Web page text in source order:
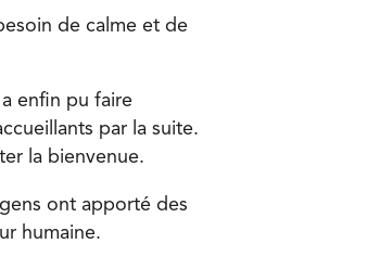
de calme et de
enfin pu faire
par la suite.
la bienvenue.
ont apporté des
humaine.